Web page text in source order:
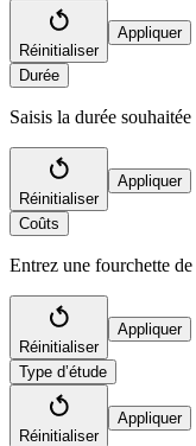
Réinitialiser
Appliquer
Durée
Saisis la durée souhaitée
Réinitialiser
Appliquer
Coûts
Entrez une fourchette de
Réinitialiser
Appliquer
Type d’étude
Réinitialiser
Appliquer